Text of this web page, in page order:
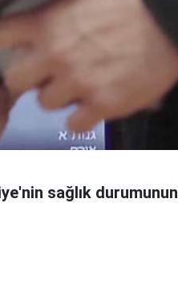
sağlık durumunun